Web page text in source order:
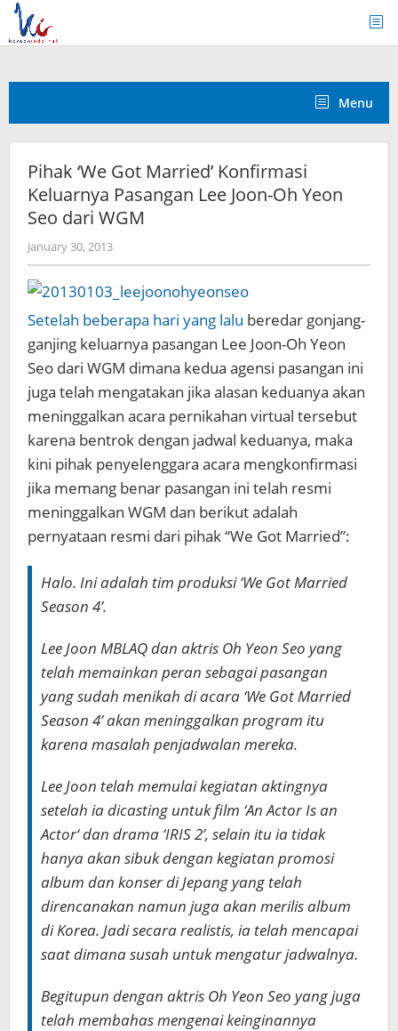
Skip
content
Menu
Pihak ‘We Got Married’ Konfirmasi
Keluarnya Pasangan Lee Joon-Oh Yeon
Seo dari WGM
January 30, 2013by
Koreanindo
Setelah beberapa hari yang lalu beredar gonjang-
ganjing keluarnya pasangan Lee Joon-Oh Yeon
Seo dari WGM dimana kedua agensi pasangan ini
juga telah mengatakan jika alasan keduanya akan
meninggalkan acara pernikahan virtual tersebut
karena bentrok dengan jadwal keduanya, maka
kini pihak penyelenggara acara mengkonfirmasi
jika memang benar pasangan ini telah resmi
meninggalkan WGM dan berikut adalah
pernyataan resmi dari pihak “We Got Married”:
Halo. Ini adalah tim produksi ‘We Got Married
Season 4’.
Lee Joon MBLAQ dan aktris Oh Yeon Seo yang
telah memainkan peran sebagai pasangan
yang sudah menikah di acara ‘We Got Married
Season 4’ akan meninggalkan program itu
karena masalah penjadwalan mereka.
Lee Joon telah memulai kegiatan aktingnya
setelah ia dicasting untuk film ‘An Actor Is an
Actor‘ dan drama ‘IRIS 2’, selain itu ia tidak
hanya akan sibuk dengan kegiatan promosi
album dan konser di Jepang yang telah
direncanakan namun juga akan merilis album
di Korea. Jadi secara realistis, ia telah mencapai
saat dimana susah untuk mengatur jadwalnya.
Begitupun dengan aktris Oh Yeon Seo yang juga
telah membahas mengenai keinginannya